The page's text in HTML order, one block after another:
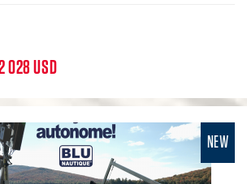
028 USD
NEW